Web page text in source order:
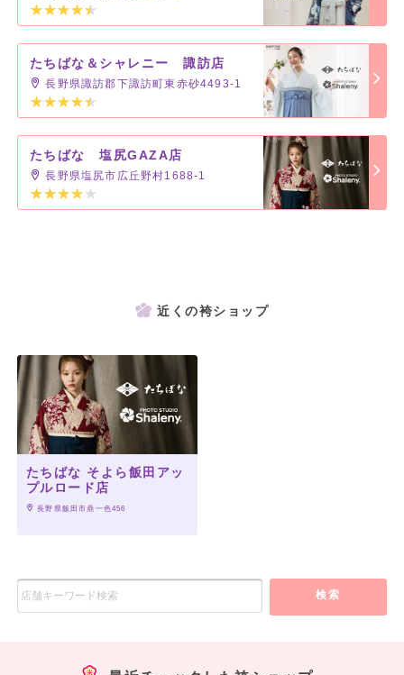
たちばな＆シャレニー 諏訪店
長野県諏訪郡下諏訪町東赤砂4493-1
たちばな 塩尻GAZA店
長野県塩尻市広丘野村1688-1
近くの袴ショップ
たちばな そよら飯田アッ
プルロード店
長野県飯田市鼎一色456
検索